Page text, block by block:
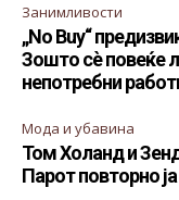
Занимливости
„No Buy“
Зошто сè повеќе
непотребни
Мода и убавина
Том Холанд и
Парот повторно